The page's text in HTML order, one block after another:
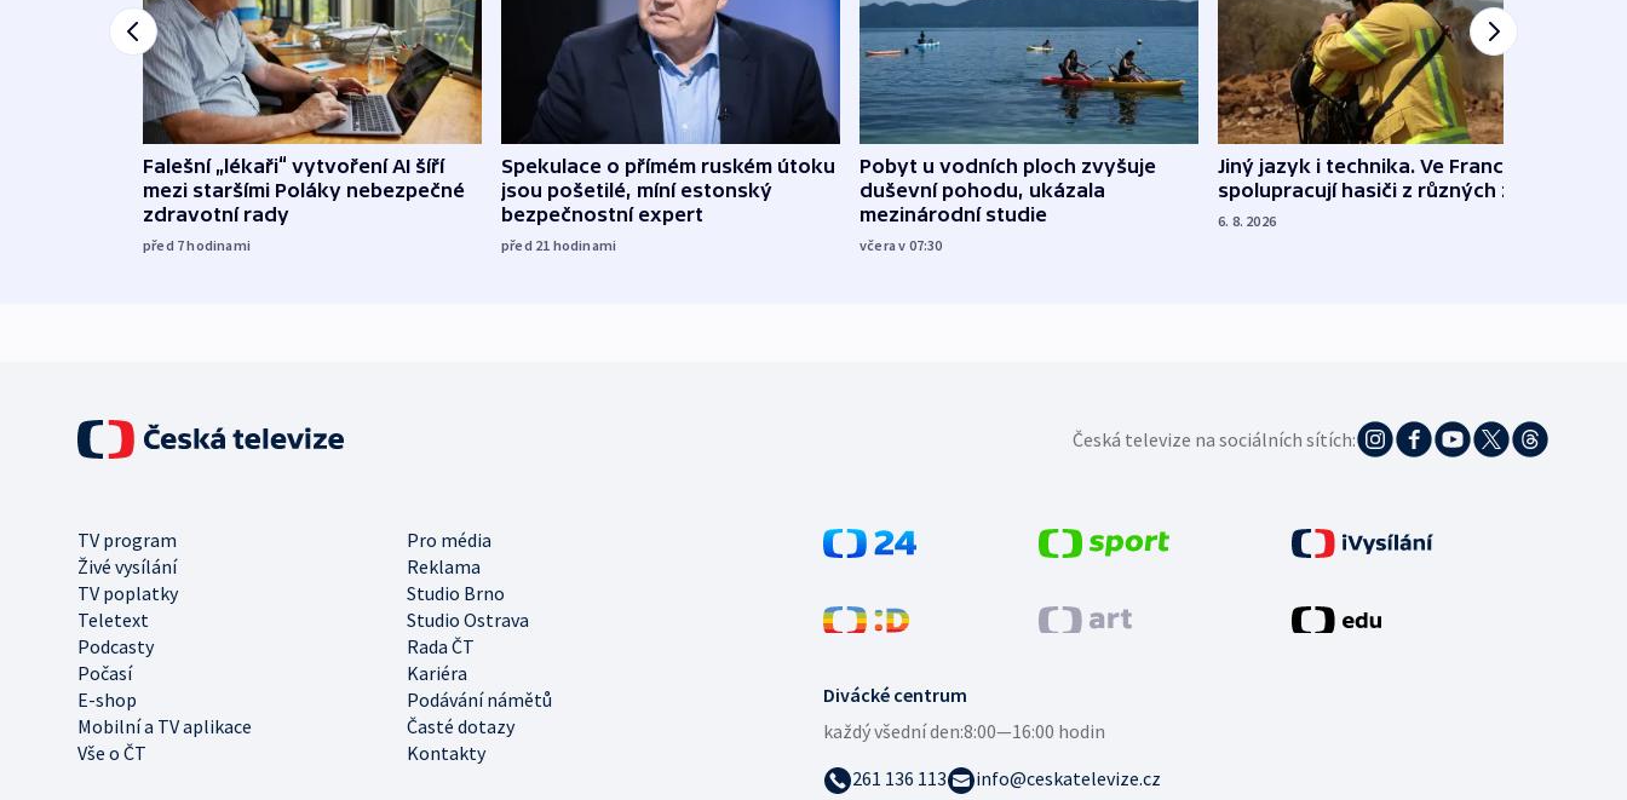
Falešní „lékaři“ vytvoření AI šíří
mezi staršími Poláky nebezpečné
zdravotní rady
před 7hodinami
Spekulace o přímém ruském útoku
jsou pošetilé, míní estonský
bezpečnostní expert
před 21 hodinami
Pobyt u vodních ploch zvyšuje
duševní pohodu, ukázala
mezinárodní studie
včera v 07:30
Jiný jazyk i technika. Ve Francii
spolupracují hasiči z různých zemí
6. 8. 2026
Česká televize na sociálních sítích:
TV program
Pro média
Živé vysílání
Reklama
TV poplatky
Studio Brno
Teletext
Studio Ostrava
Podcasty
Rada ČT
Počasí
Kariéra
E-shop
Podávání námětů
Mobilní a TV aplikace
Časté dotazy
Vše o ČT
Kontakty
Divácké centrum
každý všední den:8:00—16:00 hodin
261 136 113
info@ceskatelevize.cz